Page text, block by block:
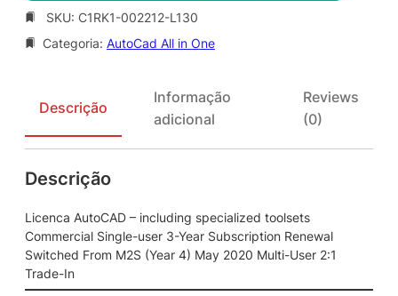
SKU: C1RK1-002212-L130
Categoria: AutoCad All in One
Descrição
Informação
adicional
Reviews
(0)
Descrição
Licenca AutoCAD – including specialized toolsets
Commercial Single-user 3-Year Subscription Renewal
Switched From M2S (Year 4) May 2020 Multi-User 2:1
Trade-In